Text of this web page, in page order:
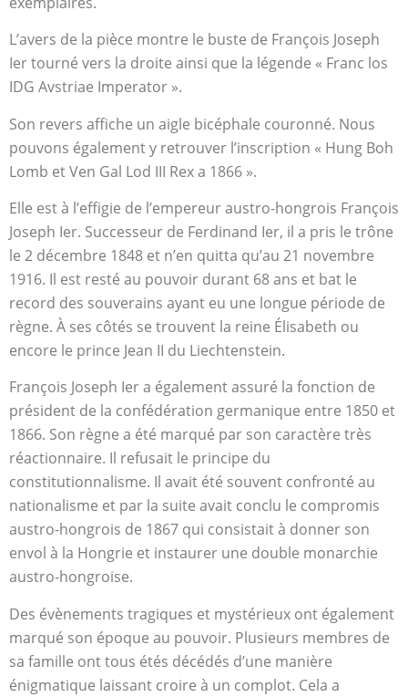
L’avers de la pièce montre le buste de François Joseph
Ier tourné vers la droite ainsi que la légende « Franc los
IDG Avstriae Imperator ».
Son revers affiche un aigle bicéphale couronné. Nous
pouvons également y retrouver l’inscription « Hung Boh
Lomb et Ven Gal Lod III Rex a 1866 ».
Elle est à l’effigie de l’empereur austro-hongrois François
Joseph Ier. Successeur de Ferdinand Ier, il a pris le trône
le 2 décembre 1848 et n’en quitta qu’au 21 novembre
1916. Il est resté au pouvoir durant 68 ans et bat le
record des souverains ayant eu une longue période de
règne. À ses côtés se trouvent la reine Élisabeth ou
encore le prince Jean II du Liechtenstein.
François Joseph Ier a également assuré la fonction de
président de la confédération germanique entre 1850 et
1866. Son règne a été marqué par son caractère très
réactionnaire. Il refusait le principe du
constitutionnalisme. Il avait été souvent confronté au
nationalisme et par la suite avait conclu le compromis
austro-hongrois de 1867 qui consistait à donner son
envol à la Hongrie et instaurer une double monarchie
austro-hongroise.
Des évènements tragiques et mystérieux ont également
marqué son époque au pouvoir. Plusieurs membres de
sa famille ont tous étés décédés d’une manière
énigmatique laissant croire à un complot. Cela a